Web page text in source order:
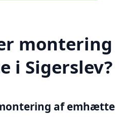
montering
i Sigerslev?
af emhætte